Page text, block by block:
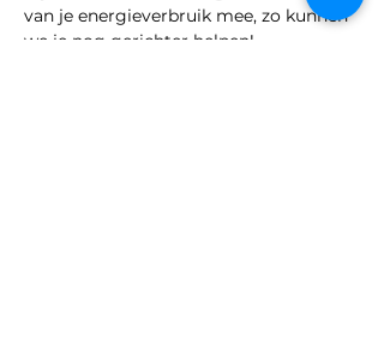
van je energieverbruik mee, zo kunnen
we je nog gerichter helpen!